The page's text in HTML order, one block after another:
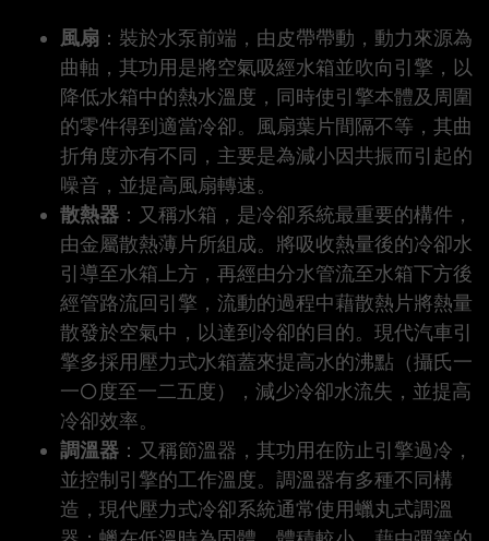
風扇 ：裝於水泵前端，由皮帶帶動，動力來源為
曲軸，其功用是將空氣吸經水箱並吹向引擎，以
降低水箱中的熱水溫度，同時使引擎本體及周圍
的零件得到適當冷卻。風扇葉片間隔不等，其曲
折角度亦有不同，主要是為減小因共振而引起的
噪音，並提高風扇轉速。
散熱器 ：又稱水箱，是冷卻系統最重要的構件，
由金屬散熱薄片所組成。將吸收熱量後的冷卻水
引導至水箱上方，再經由分水管流至水箱下方後
經管路流回引擎，流動的過程中藉散熱片將熱量
散發於空氣中，以達到冷卻的目的。現代汽車引
擎多採用壓力式水箱蓋來提高水的沸點（攝氏一
一○度至一二五度），減少冷卻水流失，並提高
冷卻效率。
調溫器 ：又稱節溫器，其功用在防止引擎過冷，
並控制引擎的工作溫度。調溫器有多種不同構
造，現代壓力式冷卻系統通常使用蠟丸式調溫